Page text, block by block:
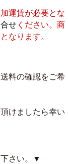
運賃が必要とな
せ ください。商
なります。
料の確認をご希
けましたら幸い
さい。▼